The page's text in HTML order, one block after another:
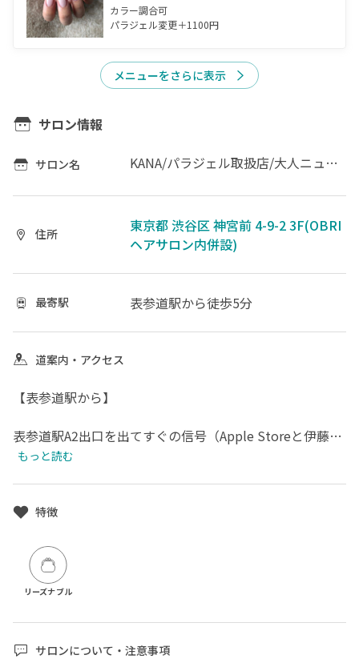
カラー調合可
パラジェル変更＋1100円
メニューをさらに表示
サロン情報
サロン名 KANA/パラジェル取扱店/大人ニュアンス
住所
東京都 渋谷区 神宮前 4-9-2 3F(OBRI
ヘアサロン内併設)
最寄駅 表参道駅から徒歩5分
道案内・アクセス
【表参道駅から】
表参道駅A2出口を出てすぐの信号（Apple Storeと伊藤病
院の間）を右折し→突き当たり(フライングタイガーの角)
す。ヘアサロン[OBRI]内併設です。
もっと読む
特徴
リーズナブル
サロンについて・注意事項